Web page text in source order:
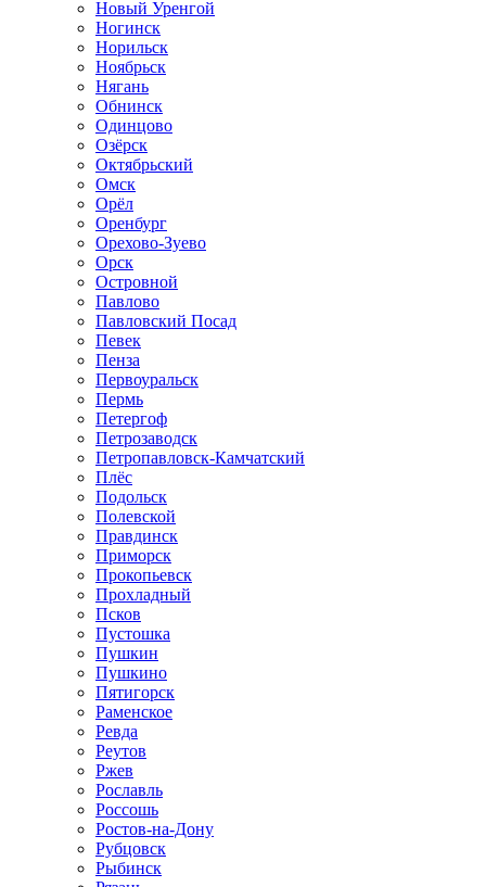
Новый Уренгой
Ногинск
Норильск
Ноябрьск
Нягань
Обнинск
Одинцово
Озёрск
Октябрьский
Омск
Орёл
Оренбург
Орехово-Зуево
Орск
Островной
Павлово
Павловский Посад
Певек
Пенза
Первоуральск
Пермь
Петергоф
Петрозаводск
Петропавловск-Камчатский
Плёс
Подольск
Полевской
Правдинск
Приморск
Прокопьевск
Прохладный
Псков
Пустошка
Пушкин
Пушкино
Пятигорск
Раменское
Ревда
Реутов
Ржев
Рославль
Россошь
Ростов-на-Дону
Рубцовск
Рыбинск